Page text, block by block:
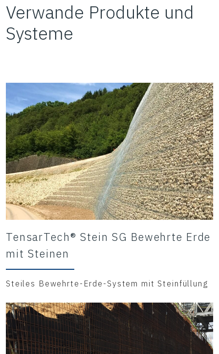
Verwande Produkte und
Systeme
TensarTech® Stein SG Bewehrte Erde
mit Steinen
Steiles Bewehrte-Erde-System mit Steinfüllung